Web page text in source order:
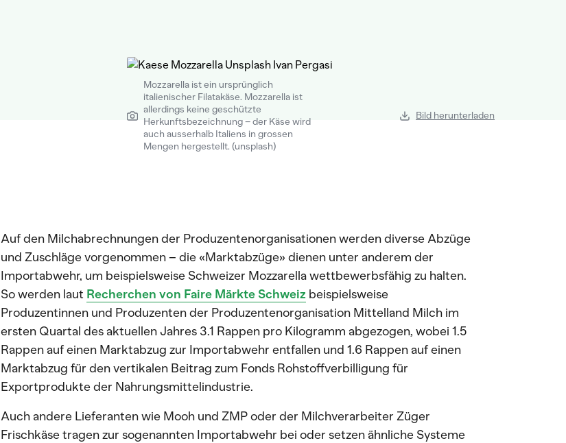
Mozzarella ist ein ursprünglich
italienischer Filatakäse. Mozzarella ist
allerdings keine geschützte
Herkunftsbezeichnung – der Käse wird
auch ausserhalb Italiens in grossen
Mengen hergestellt. (unsplash)
Bild herunterladen
Auf den Milchabrechnungen der Produzentenorganisationen werden diverse Abzüge
und Zuschläge vorgenommen – die «Marktabzüge» dienen unter anderem der
Importabwehr, um beispielsweise Schweizer Mozzarella wettbewerbsfähig zu halten.
So werden laut Recherchen von Faire Märkte Schweiz beispielsweise
Produzentinnen und Produzenten der Produzentenorganisation Mittelland Milch im
ersten Quartal des aktuellen Jahres 3.1 Rappen pro Kilogramm abgezogen, wobei 1.5
Rappen auf einen Marktabzug zur Importabwehr entfallen und 1.6 Rappen auf einen
Marktabzug für den vertikalen Beitrag zum Fonds Rohstoffverbilligung für
Exportprodukte der Nahrungsmittelindustrie.
Auch andere Lieferanten wie Mooh und ZMP oder der Milchverarbeiter Züger
Frischkäse tragen zur sogenannten Importabwehr bei oder setzen ähnliche Systeme